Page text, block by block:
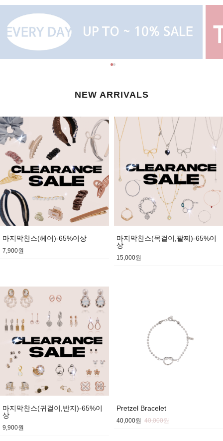
NEW ARRIVALS
마지막찬스(헤어)-65%이상
7,900원
마지막찬스(목걸이,팔찌)-65%이
상
15,000원
마지막찬스(귀걸이,반지)-65%이
상
9,900원
Pretzel Bracelet
40,000원 40,000원